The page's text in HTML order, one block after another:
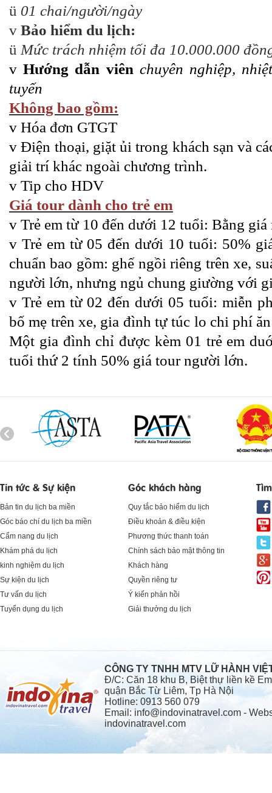
ü 01 chai/người/ngày
v Bảo hiểm du lịch:
ü Mức trách nhiệm tối đa 10.000.000
vHướng dẫn viên chuyên nghiệp,
tuyến
Không bao gồm:
v Hóa đơn GTGT
vĐiện thoại, giặt ủi trong khách sạn và
giải trí khác ngoài chương trình.
v Tip cho HDV
Giá tour dành cho trẻ em
v Trẻ em từ 10 đến dưới 12 tuổi: Bằng
v Trẻ em từ 05 đến dưới 10 tuổi: 50%
chuẩn bao gồm: ghế ngồi riêng trên xe,
người lớn, nhưng ngủ chung giường với
v Trẻ em từ 02 đến dưới 05 tuổi: miễn
bố mẹ trên xe, gia đình tự túc lo chi phí
Một gia đình chỉ được kèm 01 trẻ em
tuổi thứ 2 tính 50% giá tour người lớn.
Tin tức & Sự kiện
Bản tin du lịch ba miền
Góc báo chí du lịch ba miền
Cẩm nang du lịch
Khám phá du lịch
kinh nghiệm du lịch
Sự kiện du lịch
Tư vấn du lịch
Tuyển dụng du lịch
Góc khách hàng
Quy tắc bảo hiểm du lịch
Điều khoản & điều kiện
Phương thức thanh toán
Chính sách bảo mật thông tin
Khách hàng
Quyền riêng tư
Ý kiến phản hồi
Giải thưởng du lịch
CÔNG TY TNHH MTV LỮ HÀNH
Đ/C: Căn 18 khu B, Biệt thự liền kề
quận Bắc Từ Liêm, Tp Hà Nội
Hotline: 0913 560 079
Email: info@indovinatravel.com -
indovinatravel.com